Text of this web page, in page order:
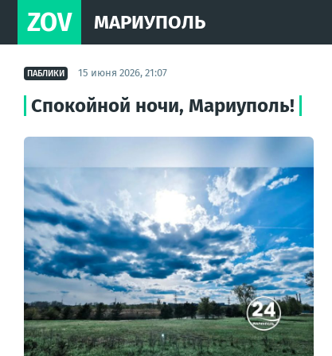
ZOV МАРИУПОЛЬ
ПАБЛИКИ 15 июня 2026, 21:07
Спокойной ночи, Мариуполь!